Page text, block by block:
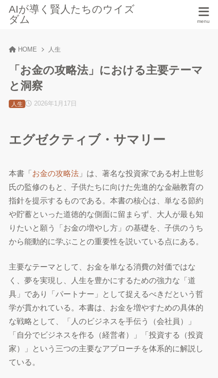
AIが導く賢人たちのウイズ
ダム
HOME 人生
「お金の攻略法」における主要テーマ
と洞察
2026年1月17日
人生
エグゼクティブ・サマリー
本書「 お金の攻略法」は、著名な投資家である村上世彰
氏の監修のもと、子供たちに向けた先進的な金融教育の
指針を提示するものである。本書の核心は、単なる節約
や貯蓄といった道徳的な側面に留まらず、大人が最も知
りたいと願う「お金の増やし方」の基礎を、子供のうち
から能動的に学ぶことの重要性を説いている点にある。
主要なテーマとして、お金を単なる消費の対価ではな
く、夢を実現し、人生を豊かにするための強力な「道
具」であり「パートナー」として捉えるべきだという哲
学が貫かれている。本書は、お金を増やすための具体的
な戦略として、「人のビジネスを手伝う（会社員）」
「自分でビジネスを作る（経営者）」「投資する（投資
家）」という三つの主要なアプローチを体系的に解説し
ている。